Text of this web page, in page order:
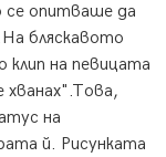
опитваше да
бляскавото
клип на певицата
хванах".Това,
на
й. Рисунката